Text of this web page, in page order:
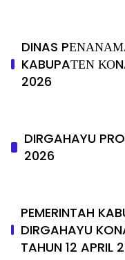
DINAS
KABUPAΤΕΝ
2026
DIRGAHAYU
2026
PEMERINTAH
DIRGAHAYU
TAHUN 12 APRIL